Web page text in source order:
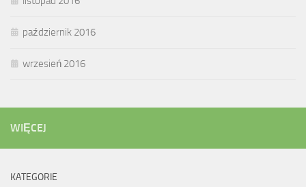
październik 2016
wrzesień 2016
WIĘCEJ
KATEGORIE